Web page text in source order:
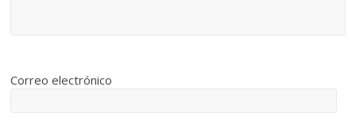
Correo electrónico